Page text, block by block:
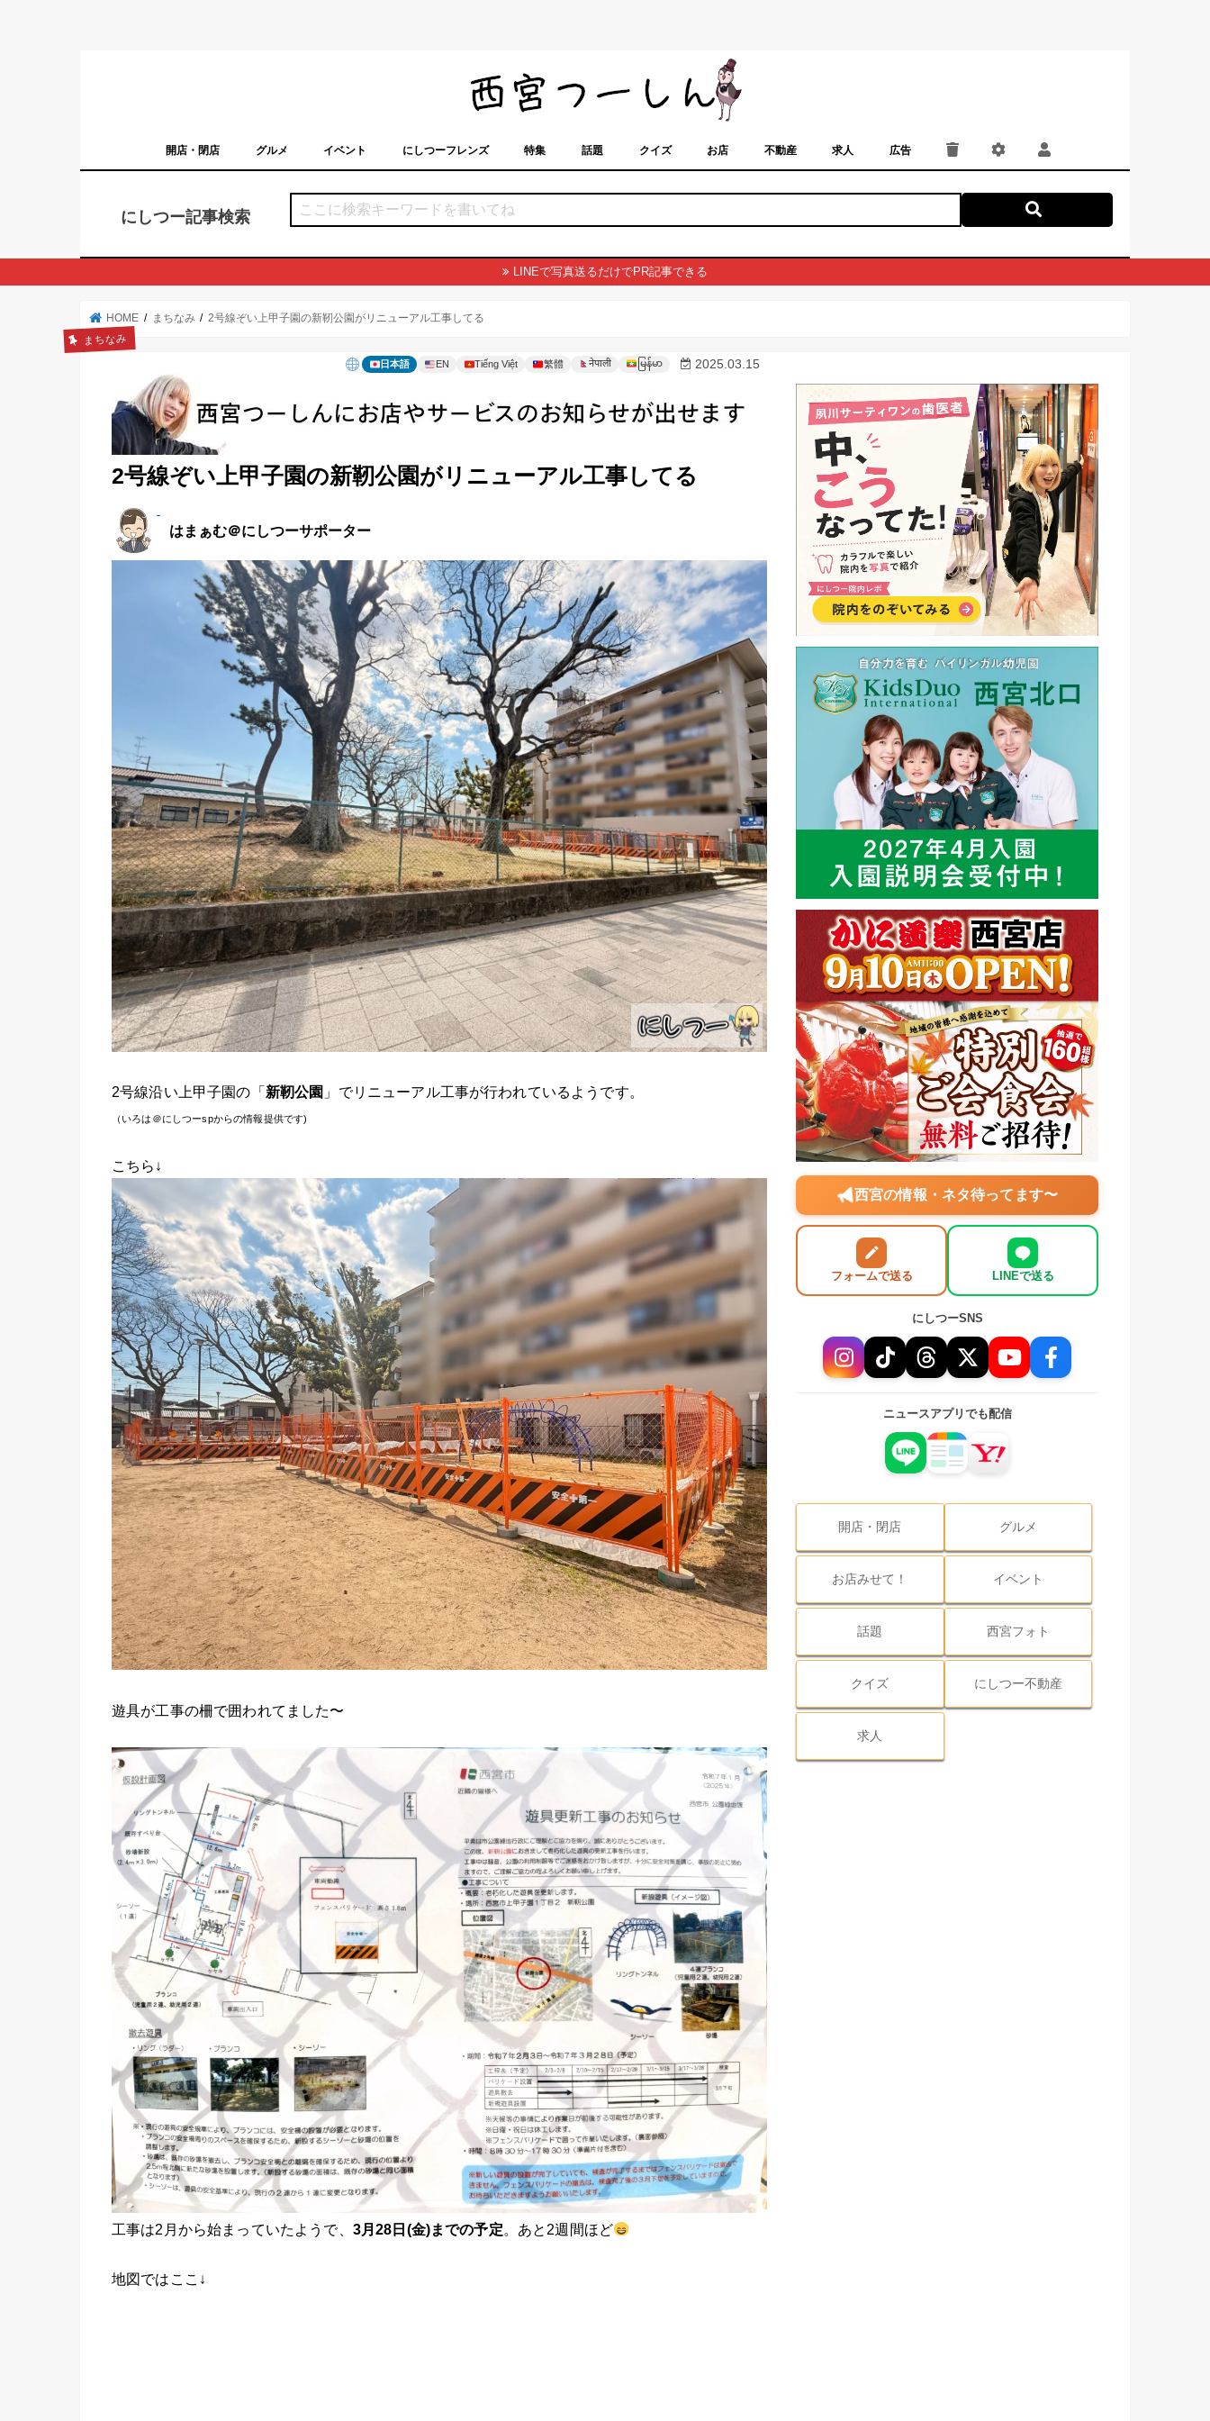
開店・閉店 グルメ イベント にしつーフレンズ 特集 話題 クイズ お店 不動産 求人 広告
にしつー記事検索
LINEで写真送るだけでPR記事できる
HOME まちなみ 2号線ぞい上甲子園の新靭公園がリニューアル工事してる
まちなみ
日本語 EN Tiếng Việt 繁體 नेपाली မြန်မာ 2025.03.15
2号線ぞい上甲子園の新靭公園がリニューアル工事してる
はまぁむ＠にしつーサポーター
2号線沿い上甲子園の「新靭公園 」でリニューアル工事が行われているようです。
（いろは＠にしつーspからの情報提供です)
こちら↓
遊具が工事の柵で囲われてました〜
工事は2月から始まっていたようで、 3月28日(金)までの予定。あと2週間ほど
地図ではここ↓
西宮の情報・ネタ待ってます〜
フォームで送る LINEで送る
にしつーSNS
ニュースアプリでも配信
開店・閉店 グルメ
お店みせて！ イベント
話題 西宮フォト
クイズ にしつー不動産
求人